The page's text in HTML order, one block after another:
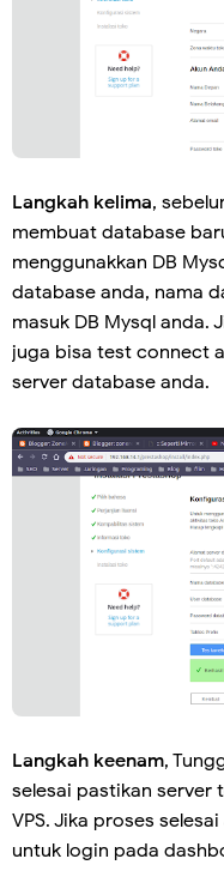
Langkah kelima,
membuat database
menggunakkan DB
database anda, nama
masuk DB Mysql anda.
juga bisa test connect
server database anda.
Langkah keenam,
selesai pastikan server
VPS. Jika proses
untuk login pada